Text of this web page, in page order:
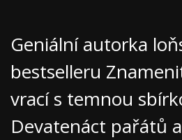
Geniální autorka
bestselleru
vrací s temnou
Devatenáct pařátů